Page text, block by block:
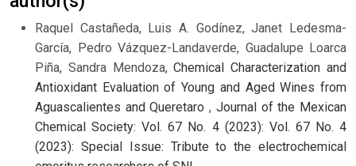
Raquel Castañeda, Luis A. Godínez, Janet Ledesma-
García, Pedro Vázquez-Landaverde, Guadalupe Loarca
Piña, Sandra Mendoza,Chemical Characterization and
Antioxidant Evaluation of Young and Aged Wines from
Aguascalientes and Queretaro, Journal of the Mexican
Chemical Society: Vol. 67 No. 4 (2023): Vol. 67 No. 4
(2023): Special Issue: Tribute to the electrochemical